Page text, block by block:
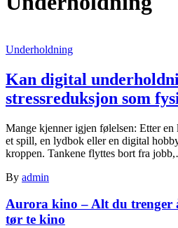
Underholdning
Kan digital
stressreduksjon som
Mange kjenner igjen følelsen: Etter en
et spill, en lydbok eller en digital
kroppen. Tankene flyttes bort fra
By admin
Aurora kino – Alt du trenger
tør te kino